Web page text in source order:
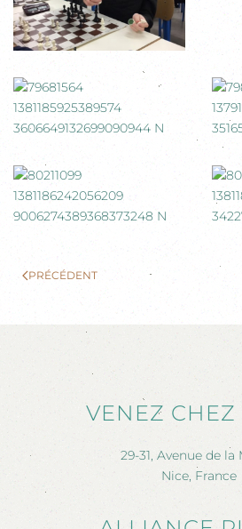
PRÉCÉDENT
VENEZ CHEZ
29-31, Avenue de la
Nice, France